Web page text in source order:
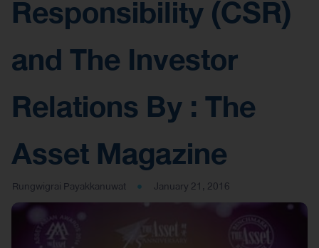
Responsibility (CSR)
and The Investor
Relations By : The
Asset Magazine
Rungwigrai Payakkanuwat January 21, 2016